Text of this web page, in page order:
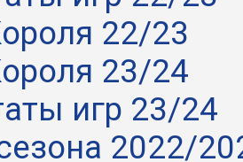
22/23
23/24
игр 23/24
2022/